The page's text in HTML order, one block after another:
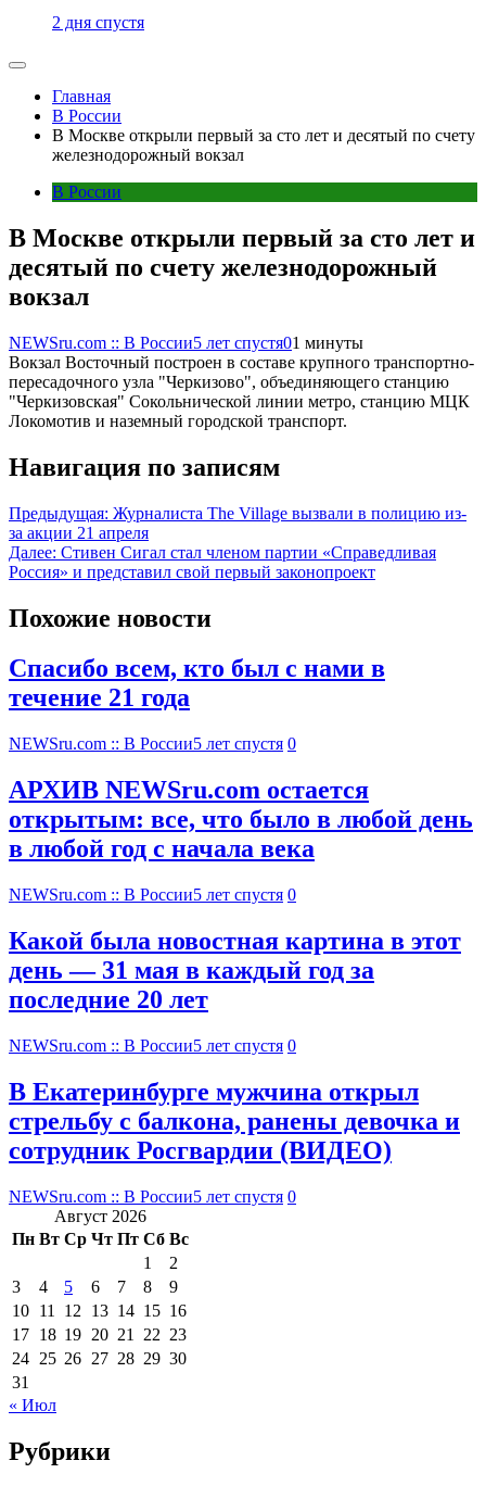
2 дня спустя
Главная
В России
В Москве открыли первый за сто лет и десятый по счету
железнодорожный вокзал
В России
В Москве открыли первый за сто лет и
десятый по счету железнодорожный
вокзал
NEWSru.com :: В России5 лет спустя01 минуты
Вокзал Восточный построен в составе крупного транспортно-
пересадочного узла "Черкизово", объединяющего станцию
"Черкизовская" Сокольнической линии метро, станцию МЦК
Локомотив и наземный городской транспорт.
Навигация по записям
Предыдущая: Журналиста The Village вызвали в полицию из-
за акции 21 апреля
Далее: Стивен Сигал стал членом партии «Справедливая
Россия» и представил свой первый законопроект
Похожие новости
Спасибо всем, кто был с нами в
течение 21 года
NEWSru.com :: В России5 лет спустя 0
АРХИВ NEWSru.com остается
открытым: все, что было в любой день
в любой год с начала века
NEWSru.com :: В России5 лет спустя 0
Какой была новостная картина в этот
день — 31 мая в каждый год за
последние 20 лет
NEWSru.com :: В России5 лет спустя 0
В Екатеринбурге мужчина открыл
стрельбу с балкона, ранены девочка и
сотрудник Росгвардии (ВИДЕО)
NEWSru.com :: В России5 лет спустя 0
Август 2026
Пн Вт Ср Чт Пт Сб Вс
1
2
3
4 5 6 7 8
9
10 11 12 13 14 15 16
17 18 19 20 21 22 23
24 25 26 27 28 29 30
31
« Июл
Рубрики